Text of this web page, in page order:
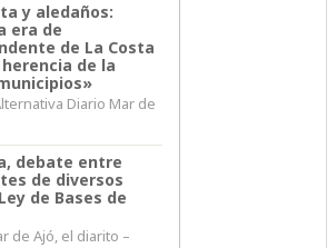
y aledaños:
era de
de La Costa
de la
Diario Mar de
debate entre
de diversos
de Bases de
de Ajó, el diarito –